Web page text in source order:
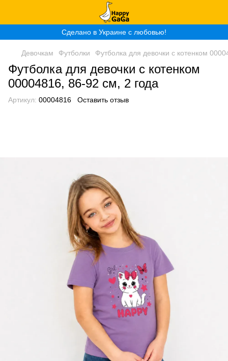
Сделано в Украине с любовью!
Девочкам Футболки Футболка для девочки с котенком
Футболка для девочки с котенком
00004816, 86-92 см, 2 года
Артикул: 00004816 Оставить отзыв